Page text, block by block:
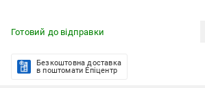
Готовий до відправки
Безкоштовна доставка
в поштомати Епіцентр